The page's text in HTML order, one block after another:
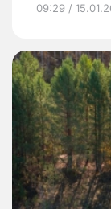
09:29 /